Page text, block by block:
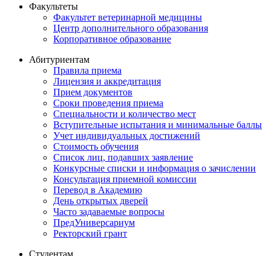
Факультеты
Факультет ветеринарной медицины
Центр дополнительного образования
Корпоративное образование
Абитуриентам
Правила приема
Лицензия и аккредитация
Прием документов
Сроки проведения приема
Специальности и количество мест
Вступительные испытания и минимальные баллы
Учет индивидуальных достижений
Стоимость обучения
Список лиц, подавших заявление
Конкурсные списки и информация о зачислении
Консультация приемной комиссии
Перевод в Академию
День открытых дверей
Часто задаваемые вопросы
ПредУниверсариум
Ректорский грант
Студентам